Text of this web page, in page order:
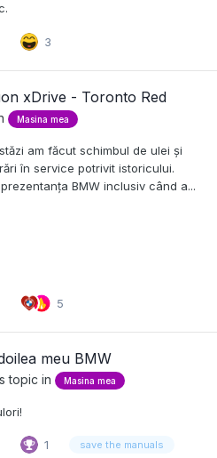
3
xDrive - Toronto Red
Masina mea
am făcut schimbul de ulei și
în service potrivit istoricului.
BMW inclusiv când a...
5
meu BMW
topic in Masina mea
1 save the manuals